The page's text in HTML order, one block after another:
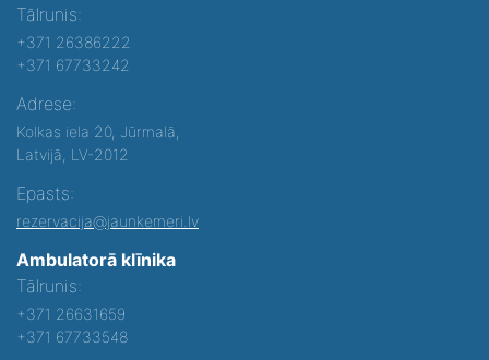
Tālrunis:
+371 26386222
+371 67733242
Adrese:
Kolkas iela 20, Jūrmalā,
Latvijā, LV-2012
Epasts:
rezervacija@jaunkemeri.lv
Ambulatorā klīnika
Tālrunis:
+371 26631659
+371 67733548